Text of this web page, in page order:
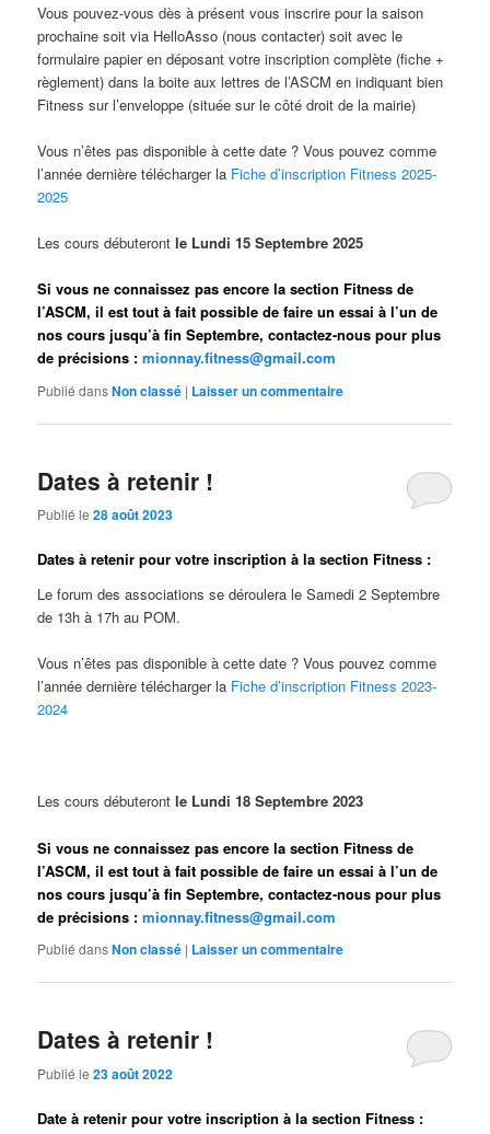
Vous pouvez-vous dès à présent vous inscrire pour la saison
prochaine soit via HelloAsso (nous contacter) soit avec le
formulaire papier en déposant votre inscription complète (fiche +
règlement) dans la boite aux lettres de l’ASCM en indiquant bien
Fitness sur l’enveloppe (située sur le côté droit de la mairie)
Vous n’êtes pas disponible à cette date ? Vous pouvez comme
l’année dernière télécharger la Fiche d’inscription Fitness 2025-
2025
Les cours débuterontle Lundi 15 Septembre 2025
Si vous ne connaissez pas encore la section Fitness de
l’ASCM, il est tout à fait possible de faire un essai à l’un de
nos cours jusqu’à fin Septembre, contactez-nous pour plus
de précisions :mionnay.fitness@gmail.com
Publié dansNon classé | Laisser un commentaire
Dates à retenir !
Publié le28 août 2023
Dates à retenir pour votre inscription à la section Fitness :
Le forum des associations se déroulera le Samedi 2 Septembre
de 13h à 17h au POM.
Vous n’êtes pas disponible à cette date ? Vous pouvez comme
l’année dernière télécharger la Fiche d’inscription Fitness 2023-
2024
Les cours débuterontle Lundi 18 Septembre 2023
Si vous ne connaissez pas encore la section Fitness de
l’ASCM, il est tout à fait possible de faire un essai à l’un de
nos cours jusqu’à fin Septembre, contactez-nous pour plus
de précisions :mionnay.fitness@gmail.com
Publié dansNon classé | Laisser un commentaire
Dates à retenir !
Publié le23 août 2022
Date à retenir pour votre inscription à la section Fitness :